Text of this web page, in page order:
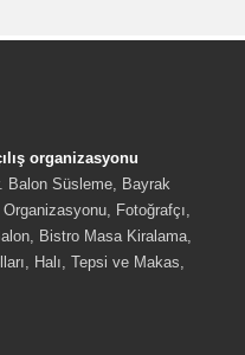
organizasyonu
Balon Süsleme, Bayrak
Fotoğrafçı,
Bistro Masa Kiralama,
Halı, Tepsi ve Makas,